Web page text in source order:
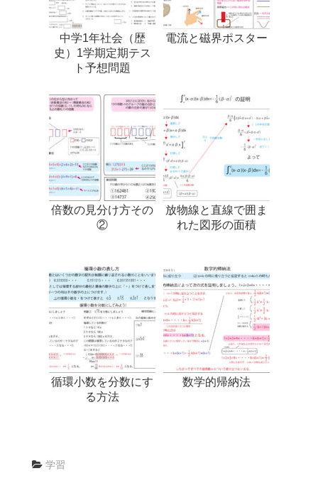
中学1年社会（歴
史）1学期定期テス
ト予想問題
電流と磁界ポスター
倍数の見分け方その
②
放物線と直線で囲ま
れた図形の面積
循環小数を分数にす
る方法
数学的帰納法
学習